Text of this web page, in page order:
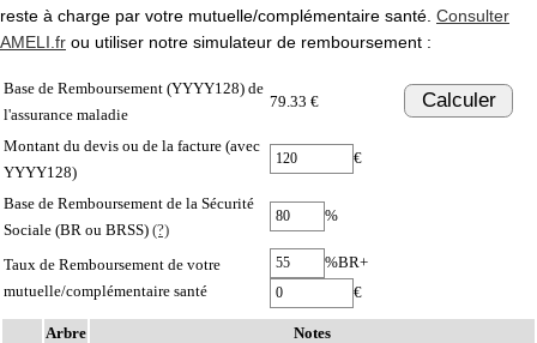
reste à charge par votre mutuelle/complémentaire santé. Consulter
AMELI.fr ou utiliser notre simulateur de remboursement :
Base de Remboursement (YYYY128) de
l'assurance maladie
79.33 € Calculer
Montant du devis ou de la facture (avec
YYYY128)
€
Base de Remboursement de la Sécurité
Sociale (BR ou BRSS) (?)
%
Taux de Remboursement de votre
mutuelle/complémentaire santé
%BR+
€
Arbre Notes